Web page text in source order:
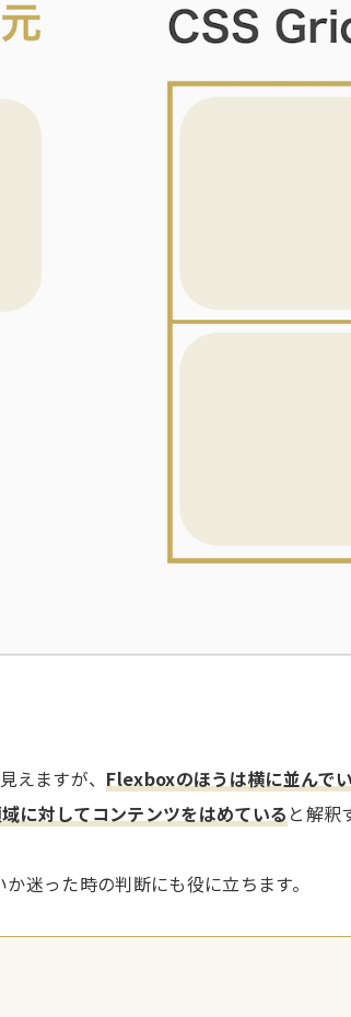
えますが、 Flexboxのほうは横に並んで
に対してコンテンツをはめている と解釈
迷った時の判断にも役に立ちます。